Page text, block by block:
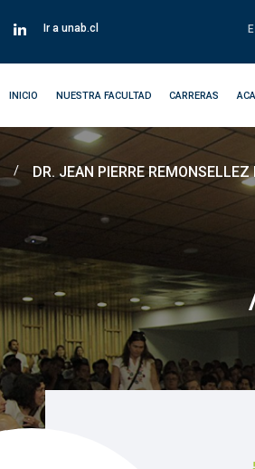
Ir a unab.cl
INICIO NUESTRA FACULTAD CARRERAS
/ DR. JEAN PIERRE REMONSELLEZ